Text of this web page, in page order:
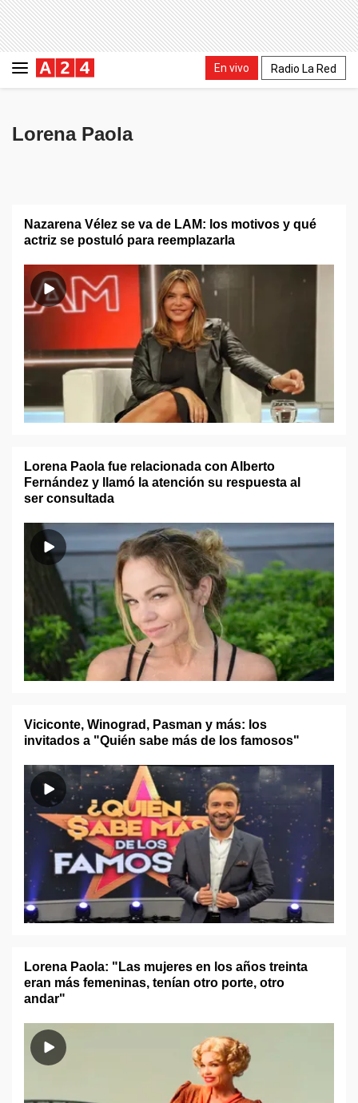
En vivo Radio La Red
Lorena Paola
Nazarena Vélez se va de LAM: los motivos y qué
actriz se postuló para reemplazarla
Lorena Paola fue relacionada con Alberto
Fernández y llamó la atención su respuesta al
ser consultada
Viciconte, Winograd, Pasman y más: los
invitados a "Quién sabe más de los famosos"
Lorena Paola: "Las mujeres en los años treinta
eran más femeninas, tenían otro porte, otro
andar"